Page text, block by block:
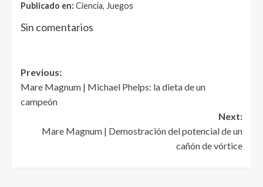
Publicado en: Ciencia, Juegos
Sin comentarios
Post
navigation
Previous:
Mare Magnum | Michael Phelps: la dieta de un
campeón
Next:
Mare Magnum | Demostración del potencial de un
cañón de vórtice